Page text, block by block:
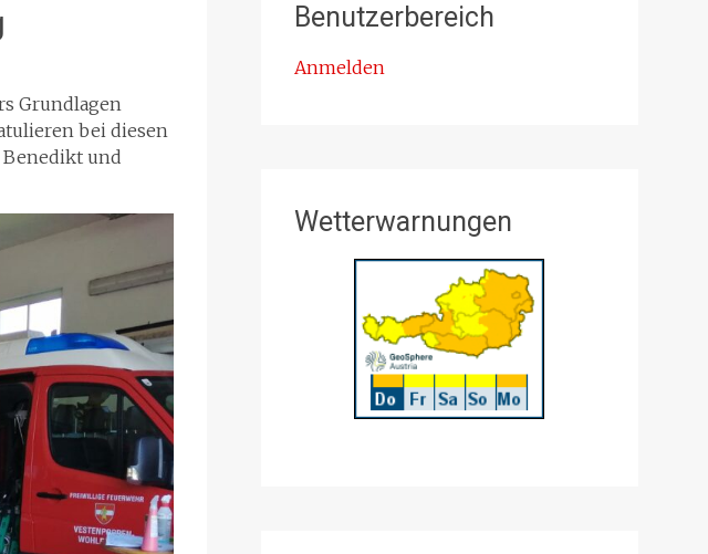
Grundlagen
bei diesen
und
Benutzerbereich
Anmelden
Wetterwarnungen